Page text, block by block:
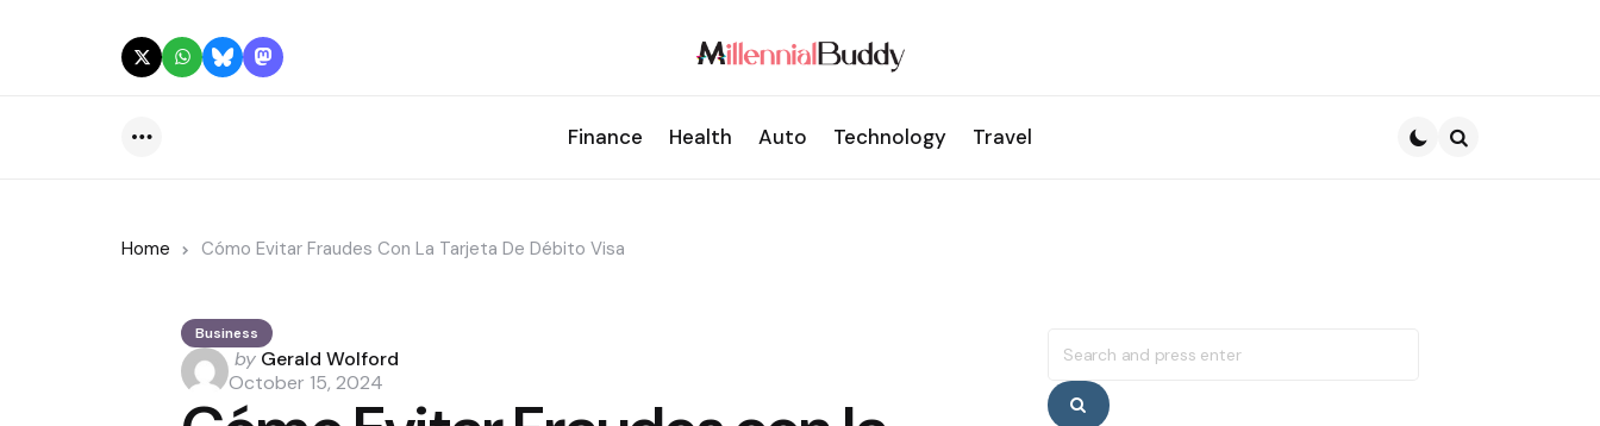
Finance Health Auto Technology Travel
Home Cómo Evitar Fraudes Con La Tarjeta De Débito Visa
Business
Posted
by
by Gerald Wolford
October 15, 2024
for:
Search